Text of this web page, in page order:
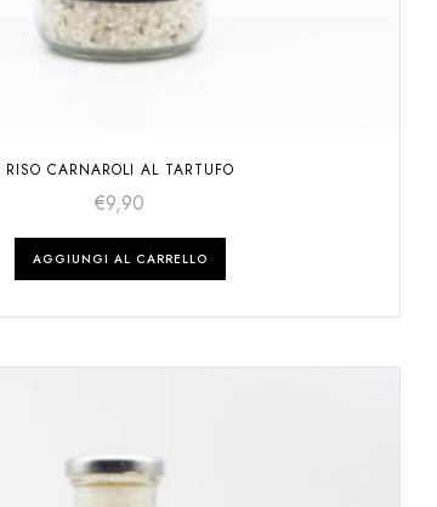
RISO CARNAROLI AL TARTUFO
€9,90
AGGIUNGI AL CARRELLO